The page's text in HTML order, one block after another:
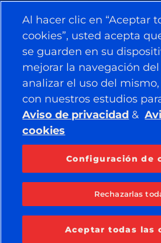
NEUMÁTICOS
POLÍTICA
EMPRESA
PUEDE ENCONTRARNOS EN
Facebook
Instagram
© 2026 APOLLO TYRES LTD
Al hacer clic en “Aceptar
cookies”, usted acepta
se guarden en su
mejorar la navegación del
analizar el uso del
con nuestros estudios
Aviso de privacidad &
cookies
Configuración de
Rechazarlas
Aceptar todas las